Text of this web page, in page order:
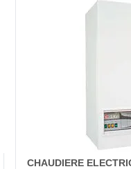
CHAUDIERE